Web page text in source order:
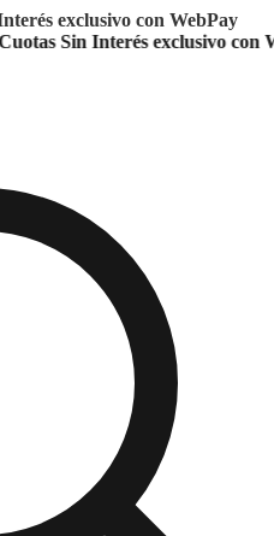
exclusivo con WebPay
Sin Interés exclusivo con